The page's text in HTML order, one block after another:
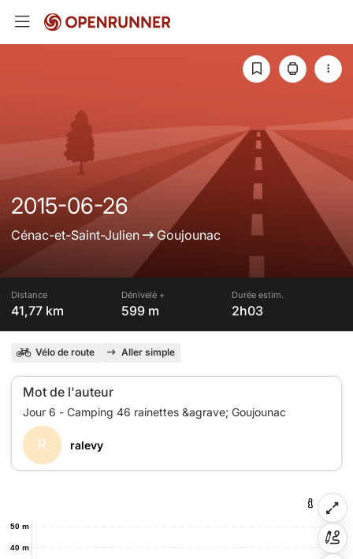
2015-06-26
Cénac-et-Saint-Julien Goujounac
Distance
41,77 km
Dénivelé +
599 m
Durée estim.
2h03
Vélo de route Aller simple
Mot de l'auteur
R ralevy
40 m
50 m